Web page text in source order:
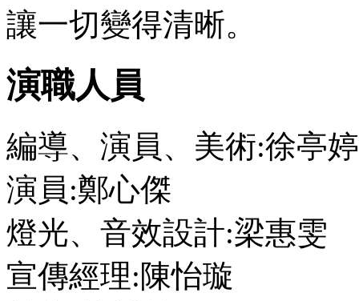
讓一切變得清晰。
演職人員
編導、演員、美術:徐亭婷
演員:鄭心傑
燈光、音效設計:梁惠雯
宣傳經理:陳怡璇